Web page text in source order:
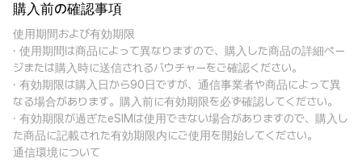
購入前の確認事項
使用期間および有効期限
· 使用期間は商品によって異なりますので、購入した商品の詳細ペー
ジまたは購入時に送信されるバウチャーをご確認ください。
· 有効期限は購入日から90日ですが、通信事業者や商品によって異
なる場合があります。購入前に有効期限を必ず確認してください。
· 有効期限が過ぎたeSIMは使用できない場合がありますので、購入し
た商品に記載された有効期限内にご使用を開始してください。
通信環境について